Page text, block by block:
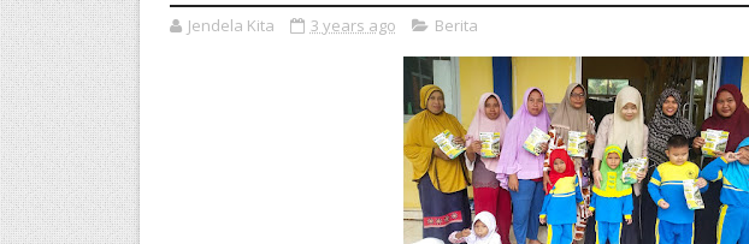
Jendela Kita 3 years ago Berita